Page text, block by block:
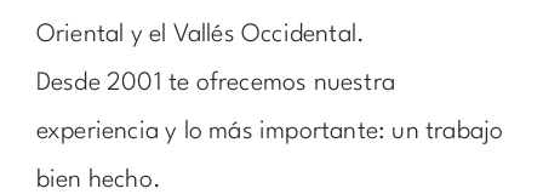
Oriental y el Vallés Occidental.
Desde 2001 te ofrecemos nuestra
experiencia y lo más importante: un trabajo
bien hecho.